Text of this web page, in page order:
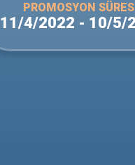
PROMOSYON
11/4/2022 - 10/5/